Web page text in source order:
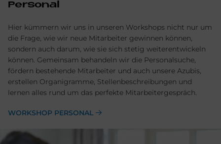
Personal
Hier kümmern wir uns in unseren Workshops nicht nur um
die Frage, wie wir neue Mitarbeiter gewinnen können,
sondern auch darum, wie sie sich stetig weiterentwickeln
können. Gemeinsam behandeln wir die Personalsuche,
fördern bestehende Mitarbeiter und auch unsere Azubis,
erstellen Organigramme, Stellenbeschreibungen und
lernen alles rund um das perfekte Mitarbeitergespräch.
WORKSHOP PERSONAL